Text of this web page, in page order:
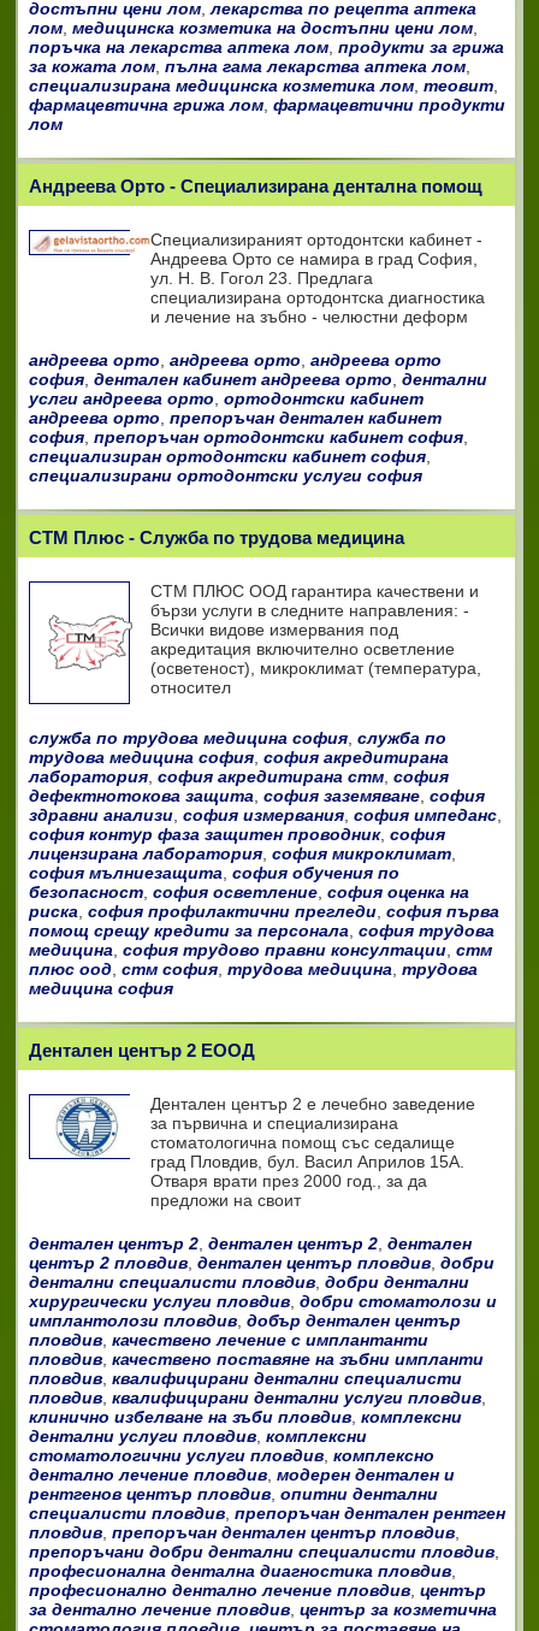
достъпни цени лом,лекарства по рецепта аптека
лом, медицинска козметика на достъпни цени лом,
поръчка на лекарства аптека лом, продукти за грижа
за кожата лом, пълна гама лекарства аптека лом,
специализирана медицинска козметика лом, теовит,
фармацевтична грижа лом, фармацевтични продукти
лом
Андреева Орто - Специализирана дентална помощ
Специализираният ортодонтски кабинет -
Андреева Орто се намира в град София,
ул. Н. В. Гогол 23. Предлага
специализирана ортодонтска диагностика
и лечение на зъбно - челюстни деформ
андреева орто андреева орто андреева орто
софия, дентален кабинет андреева орто дентални
услги андреева орто ортодонтски кабинет
андреева орто препоръчан дентален кабинет
софия, препоръчан ортодонтски кабинет софия,
специализиран ортодонтски кабинет софия,
специализирани ортодонтски услуги софия
СТМ Плюс - Служба по трудова медицина
СТМ ПЛЮС ООД гарантира качествени и
бързи услуги в следните направления: -
Всички видове измервания под
акредитация включително осветление
(осветеност), микроклимат (температура,
относител
служба по трудова медицина софия, служба по
трудова медицина софия, софия акредитирана
лаборатория, софия акредитирана стм, софия
дефектнотокова защита софия заземяване, софия
здравни анализи, софия измервания, софия импеданс,
софия контур фаза защитен проводник, софия
лицензирана лаборатория, софия микроклимат,
софия мълниезащита софия обучения по
безопасност, софия осветление, софия оценка на
риска софия профилактични прегледи, софия първа
помощ срещу кредити за персонала софия трудова
медицина софия трудово правни консултации, стм
плюс оод, стм софия, трудова медицина трудова
медицина софия
Дентален център 2 ЕООД
Дентален център 2 e лечебно заведение
за първична и специализирана
стоматологична помощ със седалище
град Пловдив, бул. Васил Априлов 15А.
Отваря врати през 2000 год., за да
предложи на своит
дентален център 2, дентален център 2, дентален
център 2 пловдив, дентален център пловдив, добри
дентални специалисти пловдив, добри дентални
хирургически услуги пловдив, добри стоматолози и
имплантолози пловдив, добър дентален център
пловдив, качествено лечение с имплантанти
пловдив, качествено поставяне на зъбни импланти
пловдив, квалифицирани дентални специалисти
пловдив, квалифицирани дентални услуги пловдив,
клинично избелване на зъби пловдив, комплексни
дентални услуги пловдив, комплексни
стоматологични услуги пловдив, комплексно
дентално лечение пловдив, модерен дентален и
рентгенов център пловдив, опитни дентални
специалисти пловдив, препоръчан дентален рентген
пловдив, препоръчан дентален център пловдив,
препоръчани добри дентални специалисти пловдив,
професионална дентална диагностика пловдив,
професионално дентално лечение пловдив, център
за дентално лечение пловдив, център за козметична